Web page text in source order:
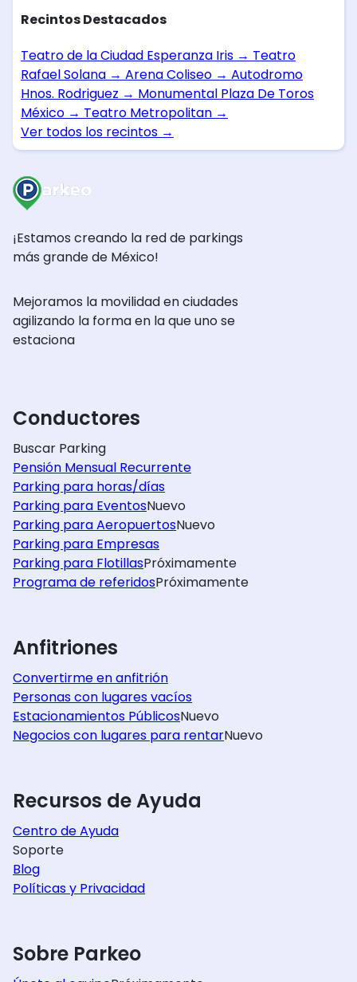
Recintos Destacados
Teatro de la Ciudad Esperanza Iris → Teatro
Rafael Solana → Arena Coliseo → Autodromo
Hnos. Rodriguez → Monumental Plaza De Toros
México → Teatro Metropolitan →
Ver todos los recintos →
¡Estamos creando la red de parkings
más grande de México!
Mejoramos la movilidad en ciudades
agilizando la forma en la que uno se
estaciona
Conductores
Buscar Parking
Pensión Mensual Recurrente
Parking para horas/días
Parking para EventosNuevo
Parking para AeropuertosNuevo
Parking para Empresas
Parking para FlotillasPróximamente
Programa de referidosPróximamente
Anfitriones
Convertirme en anfitrión
Personas con lugares vacíos
Estacionamientos PúblicosNuevo
Negocios con lugares para rentarNuevo
Recursos de Ayuda
Centro de Ayuda
Soporte
Blog
Políticas y Privacidad
Sobre Parkeo